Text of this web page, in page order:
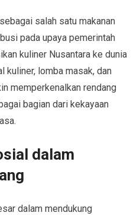
salah satu makanan
pada upaya pemerintah
kuliner Nusantara ke dunia
kuliner, lomba masak, dan
memperkenalkan rendang
bagian dari kekayaan
dalam
dalam mendukung